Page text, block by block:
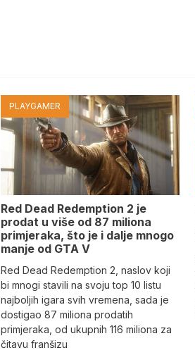
PLAYGAMER
Red Dead Redemption 2 je
prodat u više od 87 miliona
primjeraka, što je i dalje mnogo
manje od GTA V
Red Dead Redemption 2, naslov koji
bi mnogi stavili na svoju top 10 listu
najboljih igara svih vremena, sada je
dostigao 87 miliona prodatih
primjeraka, od ukupnih 116 miliona za
čitavu franšizu